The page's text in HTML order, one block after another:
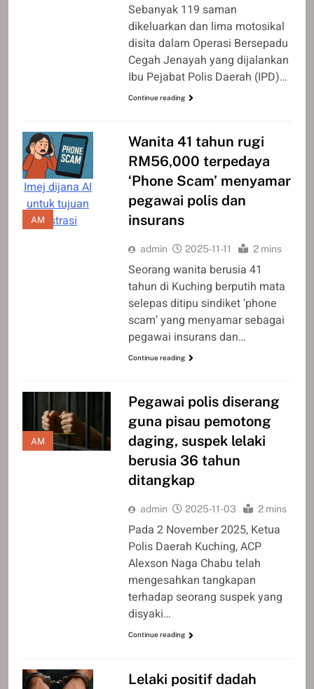
Sebanyak 119 saman
dikeluarkan dan lima motosikal
disita dalam Operasi Bersepadu
Cegah Jenayah yang dijalankan
Ibu Pejabat Polis Daerah (IPD)…
Continue reading
Imej dijana AI
untuk tujuan
ilustrasi
AM
Wanita 41 tahun rugi
RM56,000 terpedaya
‘Phone Scam’ menyamar
pegawai polis dan
insurans
admin 2025-11-11 2 mins
Seorang wanita berusia 41
tahun di Kuching berputih mata
selepas ditipu sindiket ‘phone
scam’ yang menyamar sebagai
pegawai insurans dan…
Continue reading
AM
Pegawai polis diserang
guna pisau pemotong
daging, suspek lelaki
berusia 36 tahun
ditangkap
admin 2025-11-03 2 mins
Pada 2 November 2025, Ketua
Polis Daerah Kuching, ACP
Alexson Naga Chabu telah
mengesahkan tangkapan
terhadap seorang suspek yang
disyaki…
Continue reading
Lelaki positif dadah